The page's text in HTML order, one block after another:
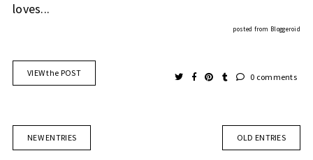
loves...
posted from Bloggeroid
VIEW the POST 0 comments
NEW ENTRIES OLD ENTRIES